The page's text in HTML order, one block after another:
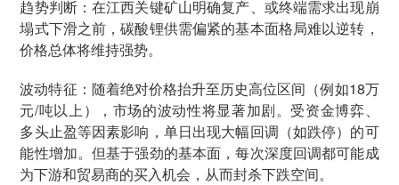
趋势判断：在江西关键矿山明确复产、或终端需求出现崩
塌式下滑之前，碳酸锂供需偏紧的基本面格局难以逆转，
价格总体将维持强势。
波动特征：随着绝对价格抬升至历史高位区间（例如18万
元/吨以上），市场的波动性将显著加剧。受资金博弈、
多头止盈等因素影响，单日出现大幅回调（如跌停）的可
能性增加。但基于强劲的基本面，每次深度回调都可能成
为下游和贸易商的买入机会，从而封杀下跌空间。